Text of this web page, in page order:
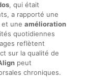
, qui était
a rapporté une
une amélioration
quotidiennes
reflètent
sur la qualité de
peut
chroniques.